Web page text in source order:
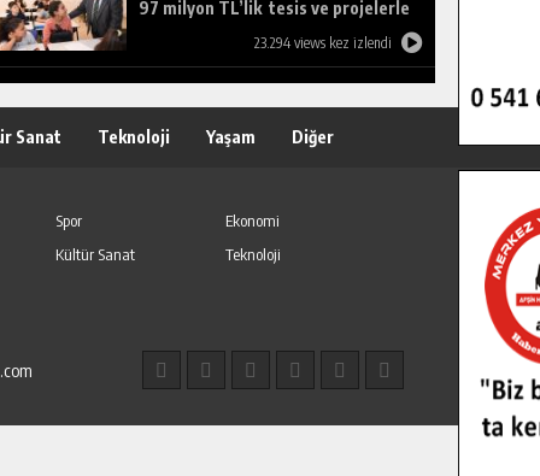
97 milyon TL’lik tesis ve projelerle
23.294 views kez izlendi
Sanat Teknoloji Yaşam Diğer
Spor
Ekonomi
Kültür Sanat
Teknoloji